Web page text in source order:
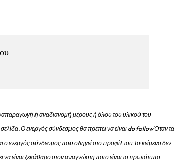
ή αναδιανομή μέρους ή όλου του υλικού του
Ο ενεργός σύνδεσμος θα πρέπει να είναι do follow Όταν τα
ο ενεργός σύνδεσμος που οδηγεί στο προφίλ του Το κείμενο δεν
να είναι ξεκάθαρο στον αναγνώστη ποιο είναι το πρωτότυπο